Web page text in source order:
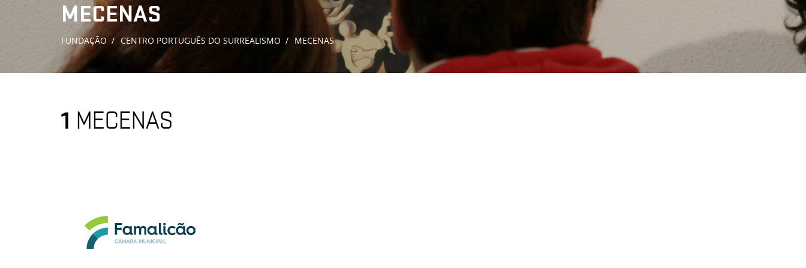
MECENAS
FUNDAÇÃO CENTRO PORTUGUÊS DO SURREALISMO MECENAS
1 MECENAS